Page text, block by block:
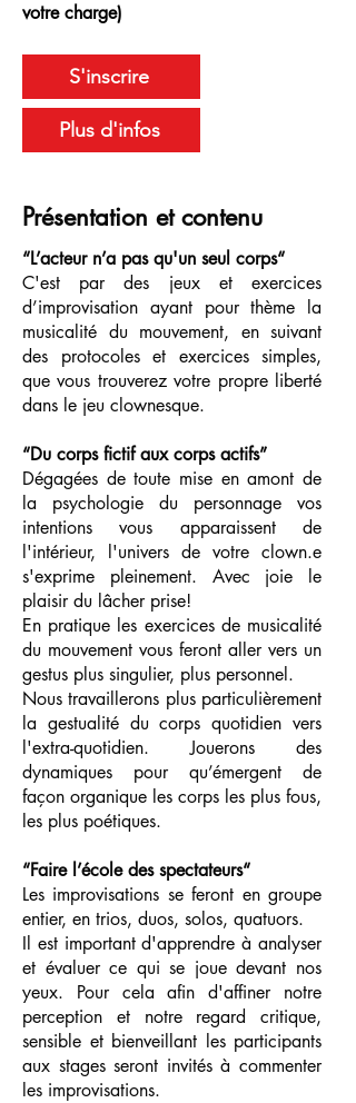
votre charge)
S'inscrire
Plus d'infos
Présentation et contenu
“L’acteur n’a pas qu'un seul corps“
C'est par des jeux et exercices
d’improvisation ayant pour thème la
musicalité du mouvement, en suivant
des protocoles et exercices simples,
que vous trouverez votre propre liberté
dans le jeu clownesque.
“Du corps fictif aux corps actifs”
Dégagées de toute mise en amont de
la psychologie du personnage vos
intentions vous apparaissent de
l'intérieur, l'univers de votre clown.e
s'exprime pleinement. Avec joie le
plaisir du lâcher prise!
En pratique les exercices de musicalité
du mouvement vous feront aller vers un
gestus plus singulier, plus personnel.
Nous travaillerons plus particulièrement
la gestualité du corps quotidien vers
l'extra-quotidien. Jouerons des
dynamiques pour qu’émergent de
façon organique les corps les plus fous,
les plus poétiques.
“Faire l’école des spectateurs“
Les improvisations se feront en groupe
entier, en trios, duos, solos, quatuors.
Il est important d'apprendre à analyser
et évaluer ce qui se joue devant nos
yeux. Pour cela afin d'affiner notre
perception et notre regard critique,
sensible et bienveillant les participants
aux stages seront invités à commenter
les improvisations.